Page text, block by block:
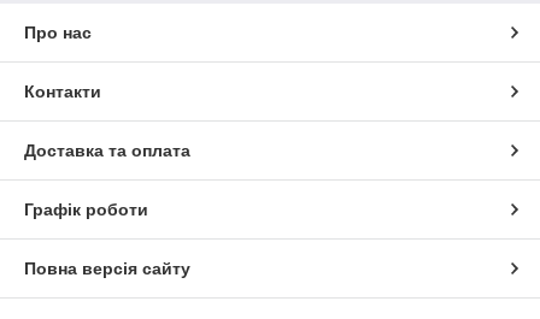
Про нас
Контакти
Доставка та оплата
Графік роботи
Повна версія сайту